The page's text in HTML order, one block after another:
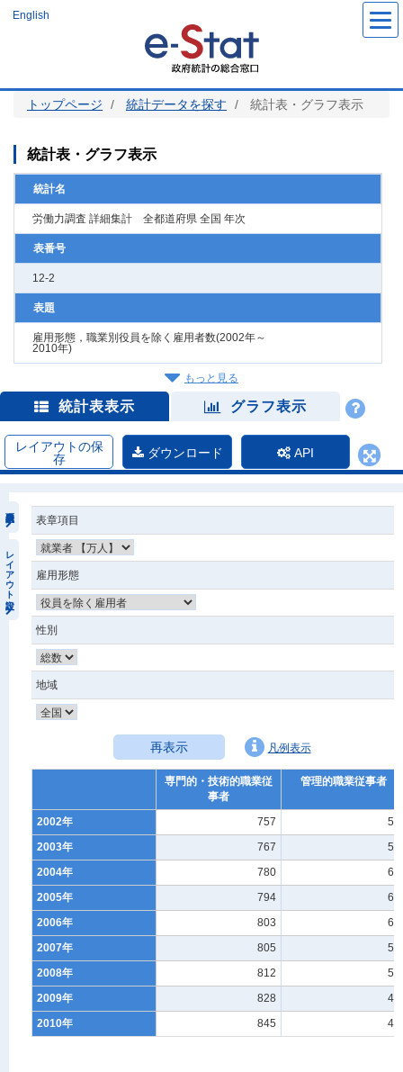
ツ
English
トップページ 統計データを探す 統計表・グラフ表示
統計表・グラフ表示
統計名
労働力調査 詳細集計 全都道府県 全国 年次
表番号
12-2
表題
雇用形態，職業別役員を除く雇用者数(2002年～
2010年)
もっと見る
統計表表示 グラフ表示
レイアウトの保
存
ダウンロード API
レイアウト設定
表章項目
雇用形態
性別
地域
再表示 凡例表示
専門的・技術的職業従
事者
管理的職業従事者
2002年 757
58
2003年
767
59
2004年
780
64
2005年
794
62
2006年
803
61
2007年
805
56
2008年
812
56
2009年
828
49
2010年
845 49